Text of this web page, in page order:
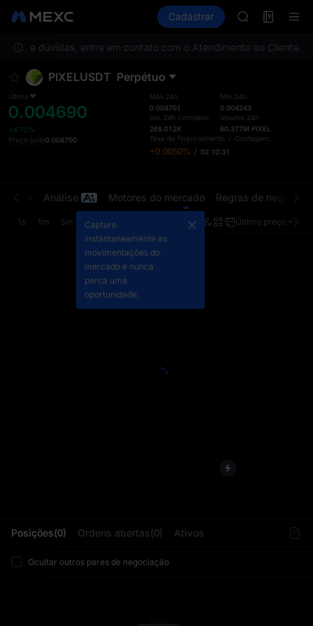
TradFi Information
Cadastrar
HFT
UNITREE
HFT
SPCX
UNITREE
de dúvidas, entre em contato com o Atendimento ao Cliente.
PIXELUSDT Perpétuo
Último
0.004690
+4.72%
Preço justo0.004700
Máx 24h
0.004701
Vol. 24h completo
268.012K
Mín 24h
0.004243
Volume 24h
60.377M PIXEL
Taxa de financiamento /
+0.0050% / 02:10:31
Posições(0) Ordens abertas(0) Ativos
Ocultar outros pares de negociação
Análise Motores do mercado Regras de
1s 1m 5m 15m 1h Último preço
Capture
instantaneamente as
movimentações do
mercado e nunca
perca uma
oportunidade.